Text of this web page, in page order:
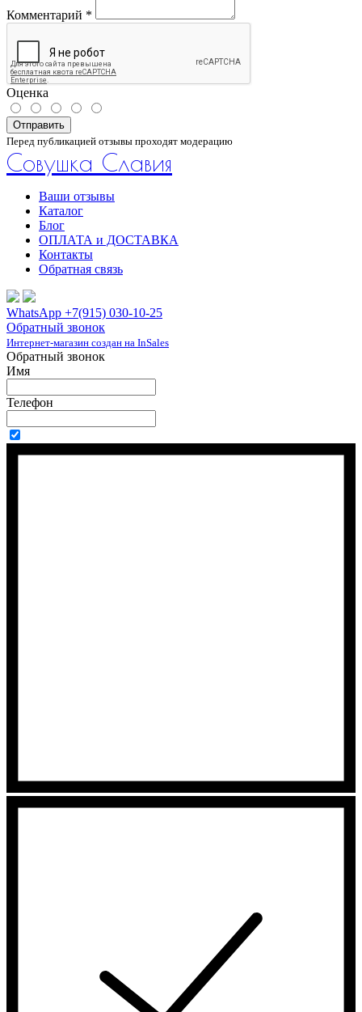
Комментарий *
Оценка
Отправить
Перед публикацией отзывы проходят модерацию
Совушка Славия
Ваши отзывы
Каталог
Блог
ОПЛАТА и ДОСТАВКА
Контакты
Обратная связь
WhatsApp +7(915) 030-10-25
Обратный звонок
Интернет-магазин создан на InSales
Обратный звонок
Имя
Телефон